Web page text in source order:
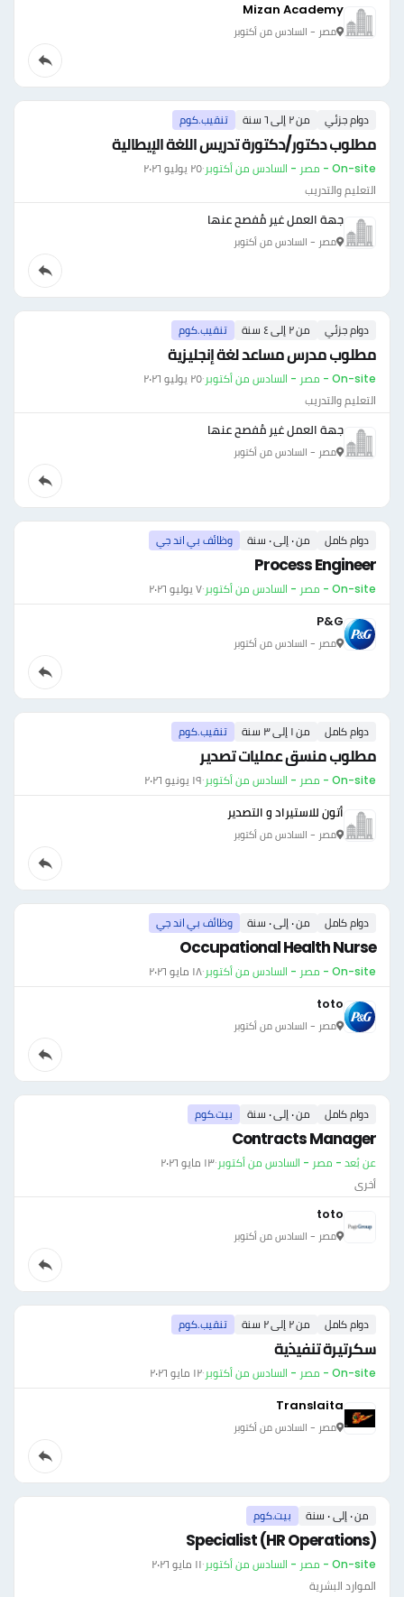
Mizan Academy
مصر - السادس من أكتوبر
دوام جزئي من ٢ إلى ٦ سنة تنقيب.كوم
مطلوب دكتور/دكتورة تدريس اللغة الإيطالية
On-site - مصر - السادس من أكتوبر ·٢٥ يوليو ٢٠٢٦
التعليم والتدريب
جهة العمل غير مُفصح عنها
مصر - السادس من أكتوبر
دوام جزئي من ٢ إلى ٤ سنة تنقيب.كوم
مطلوب مدرس مساعد لغة إنجليزية
On-site - مصر - السادس من أكتوبر ·٢٥ يوليو ٢٠٢٦
التعليم والتدريب
جهة العمل غير مُفصح عنها
مصر - السادس من أكتوبر
دوام كامل من ٠ إلى ٠ سنة وظائف بي اند جي
Process Engineer
On-site - مصر - السادس من أكتوبر ·٧ يوليو ٢٠٢٦
P&G
مصر - السادس من أكتوبر
دوام كامل من ١ إلى ٣ سنة تنقيب.كوم
مطلوب منسق عمليات تصدير
On-site - مصر - السادس من أكتوبر ·١٩ يونيو ٢٠٢٦
أتون للاستيراد و التصدير
مصر - السادس من أكتوبر
دوام كامل من ٠ إلى ٠ سنة وظائف بي اند جي
Occupational Health Nurse
On-site - مصر - السادس من أكتوبر ·١٨ مايو ٢٠٢٦
toto
مصر - السادس من أكتوبر
دوام كامل من ٠ إلى ٠ سنة بيت.كوم
Contracts Manager
عن بُعد - مصر - السادس من أكتوبر·١٣ مايو ٢٠٢٦
أخرى
toto
مصر - السادس من أكتوبر
دوام كامل من ٢ إلى ٢ سنة تنقيب.كوم
سكرتيرة تنفيذية
On-site - مصر - السادس من أكتوبر ·١٢ مايو ٢٠٢٦
Translaita
مصر - السادس من أكتوبر
من ٠ إلى ٠ سنة بيت.كوم
Specialist (HR Operations)
On-site - مصر - السادس من أكتوبر ·١١ مايو ٢٠٢٦
الموارد البشرية